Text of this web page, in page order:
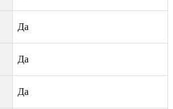
Да
Да
Да